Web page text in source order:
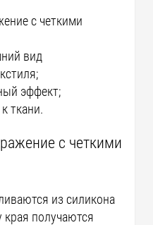
с четкими
вид
эффект;
ткани.
с четкими
из силикона
получаются